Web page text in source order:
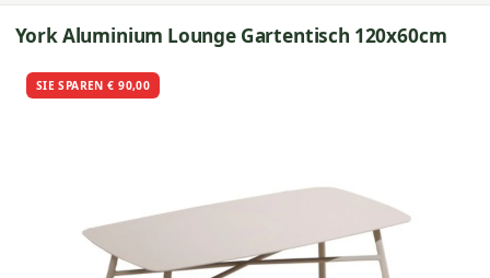
York Aluminium Lounge Gartentisch 120x60cm
SIE SPAREN € 90,00